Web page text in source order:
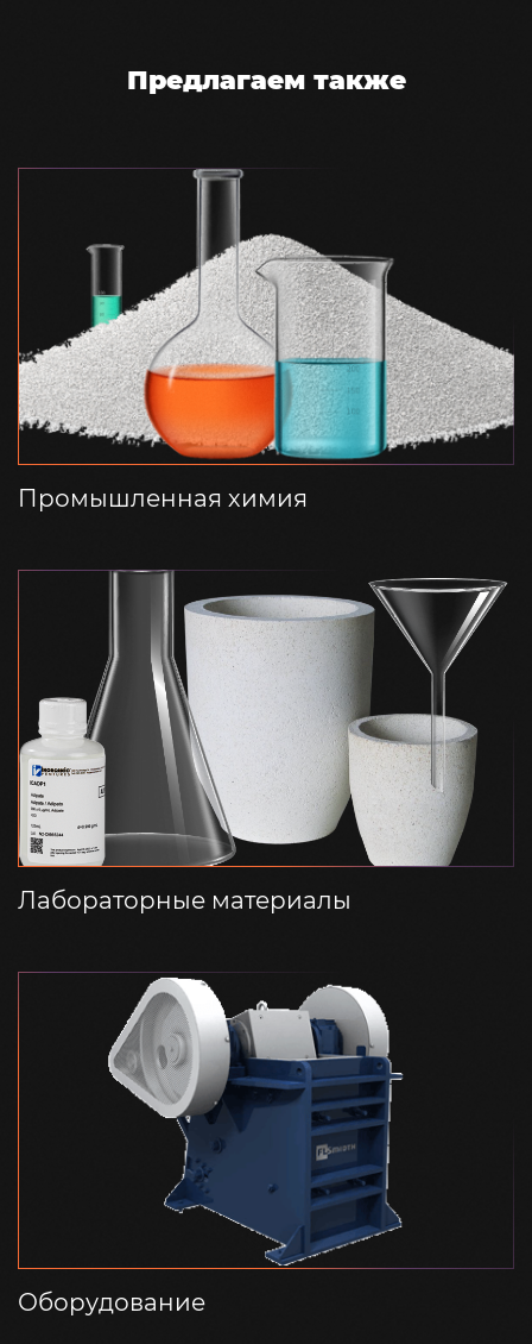
Предлагаем также
Промышленная химия
Лабораторные материалы
Оборудование